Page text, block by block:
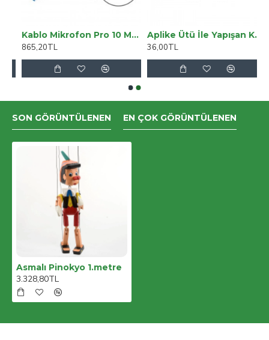
Kablo Mikrofon Pro 10 Metre Siyah KJM10BK
865,20TL
Aplike Ütü İle Yapışan Kelebek Lacivert Arma 7x5 Cm
36,00TL
SON GÖRÜNTÜLENEN EN ÇOK GÖRÜNTÜLENEN
Asmalı Pinokyo 1.metre
3.328,80TL